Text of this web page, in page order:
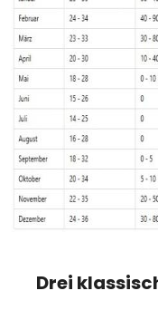
Drei